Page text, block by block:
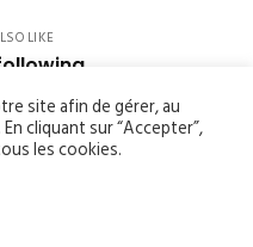
LIKE
!
site afin de gérer, au
cliquant sur “Accepter”,
les cookies.